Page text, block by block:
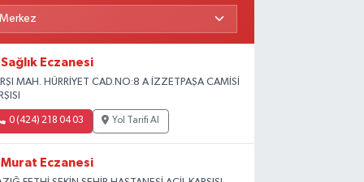
Sağlık Eczanesi
MAH. HÜRRİYET CAD.NO:8 A İZZETPAŞA CAMİSİ
0 (424) 218 04 03 Yol Tarifi Al
Murat Eczanesi